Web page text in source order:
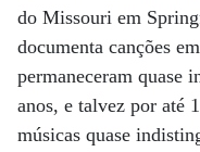
do Missouri em
documenta canções
permaneceram quase
anos, e talvez por até
músicas quase